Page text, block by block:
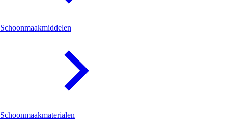
Schoonmaakmiddelen
Schoonmaakmaterialen